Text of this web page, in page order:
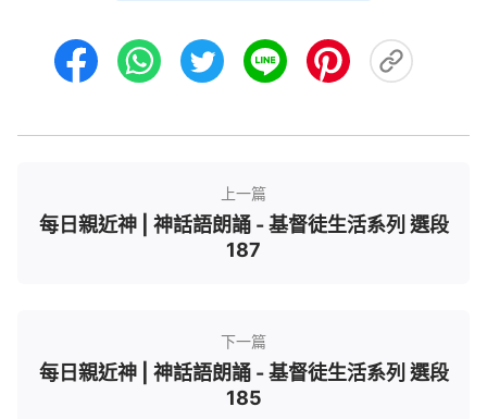
讓人看見他的偉大、他的卑微隱藏。為了他的工作他
願獻出一切，為了他的工作他受了一切的痛苦，他是
服在他的權下，這才是有意義的工作，有價值的工
——《話・卷一 神的顯現與作工・拯救摩押後代的
意義》
上一篇
每日親近神 | 神話語朗誦 - 基督徒生活系列 選段
187
下一篇
每日親近神 | 神話語朗誦 - 基督徒生活系列 選段
185